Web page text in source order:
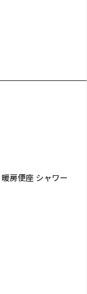
暖房便座 シャワー